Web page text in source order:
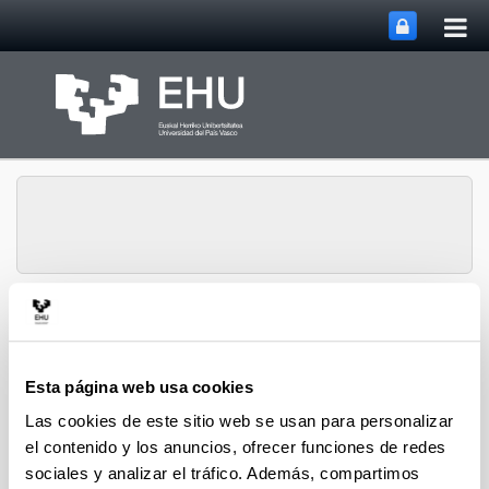
Esta página web usa cookies
Las cookies de este sitio web se usan para personalizar
el contenido y los anuncios, ofrecer funciones de redes
sociales y analizar el tráfico. Además, compartimos
Parasitología
Cargos